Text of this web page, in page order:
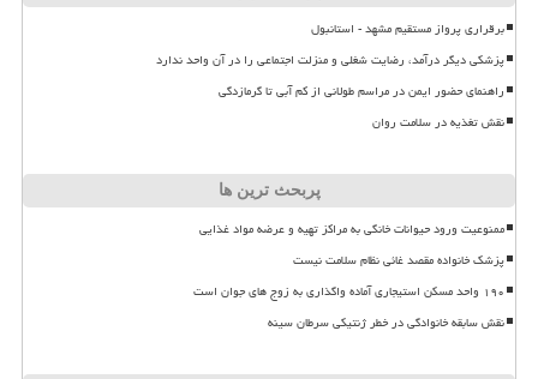
برقراری پرواز مستقیم مشهد - استانبول
پزشکی دیگر درآمد، رضایت شغلی و منزلت اجتماعی را در آن واحد ندارد
راهنمای حضور ایمن در مراسم طولانی از کم آبی تا گرمازدگی
نقش تغذیه در سلامت روان
پربحث ترین ها
ممنوعیت ورود حیوانات خانگی به مراکز تهیه و عرضه مواد غذایی
پزشک خانواده مقصد غائی نظام سلامت نیست
۱۹۰ واحد مسکن استیجاری آماده واگذاری به زوج های جوان است
نقش سابقه خانوادگی در خطر ژنتیکی سرطان سینه